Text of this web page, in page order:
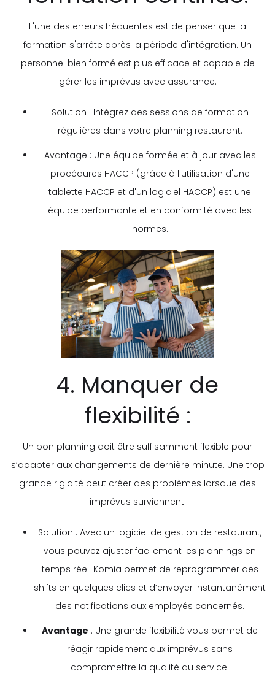
L'une des erreurs fréquentes est de penser que la
formation s'arrête après la période d'intégration. Un
personnel bien formé est plus efficace et capable de
gérer les imprévus avec assurance.
Solution : Intégrez des sessions de formation
régulières dans votre planning restaurant.
Avantage : Une équipe formée et à jour avec les
procédures HACCP (grâce à l'utilisation d'une
tablette HACCP et d'un logiciel HACCP) est une
équipe performante et en conformité avec les
normes.
4. Manquer de
flexibilité :
Un bon planning doit être suffisamment flexible pour
s’adapter aux changements de dernière minute. Une trop
grande rigidité peut créer des problèmes lorsque des
imprévus surviennent.
Solution : Avec un logiciel de gestion de restaurant,
vous pouvez ajuster facilement les plannings en
temps réel. Komia permet de reprogrammer des
shifts en quelques clics et d’envoyer instantanément
des notifications aux employés concernés.
Avantage : Une grande flexibilité vous permet de
réagir rapidement aux imprévus sans
compromettre la qualité du service.